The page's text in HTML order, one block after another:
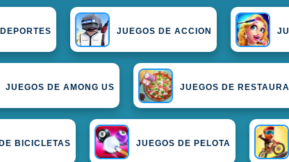
JUEGOS DE ACCION
JUEGOS DE AMONG US JUEGOS DE
BICICLETAS JUEGOS DE PELOTA